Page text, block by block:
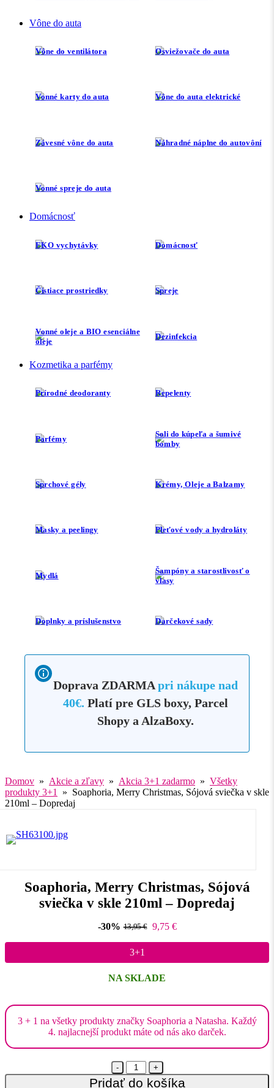
Vône do auta
Vône do ventilátora Osviežovače do auta
Vonné karty do auta Vône do auta elektrické
Závesné vône do auta Náhradné náplne do autovôní
Vonné spreje do auta
Domácnosť
EKO vychytávky Domácnosť
Čistiace prostriedky Spreje
Vonné oleje a BIO esenciálne
oleje
Dezinfekcia
Kozmetika a parfémy
Prírodné deodoranty Repelenty
Parfémy
Soli do kúpeľa a šumivé
bomby
Sprchové gély Krémy, Oleje a Balzamy
Masky a peelingy Pleťové vody a hydroláty
Mydlá
Šampóny a starostlivosť o
vlasy
Doplnky a príslušenstvo Darčekové sady
Doprava ZDARMApri nákupe nad
40€. Platí pre GLS boxy, Parcel
Shopy a AlzaBoxy.
Domov » Akcie a zľavy » Akcia 3+1 zadarmo » Všetky
produkty 3+1
» Soaphoria, Merry Christmas, Sójová sviečka v skle
210ml – Dopredaj
Soaphoria, Merry Christmas, Sójová
sviečka v skle 210ml – Dopredaj
-30% 13,95€ 9,75 €
3+1
NA SKLADE
3 + 1 na všetky produkty značky Soaphoria a Natasha. Každý
4. najlacnejší produkt máte od nás ako darček.
Quantity
Pridať do košíka